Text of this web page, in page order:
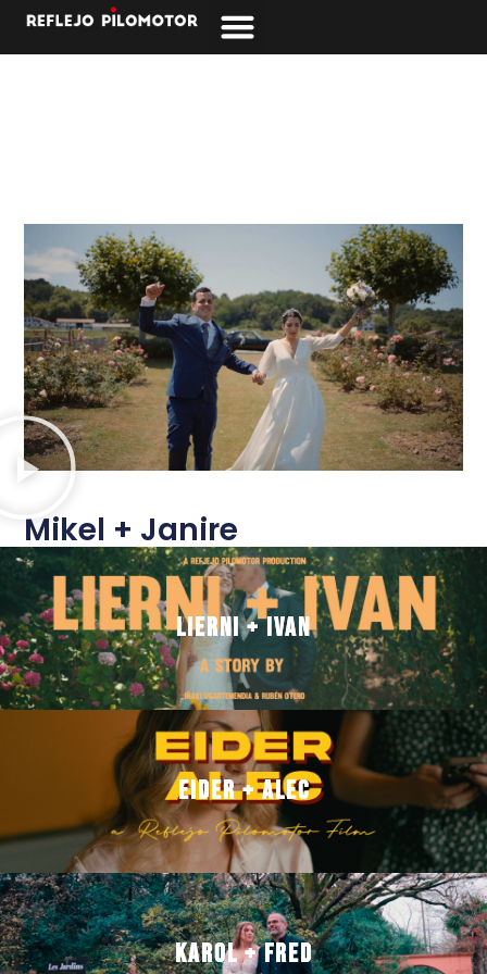
Mikel + Janire
Lierni + Ivan
Lierni + Ivan
Eider + Alec
Eider + Alec
Karol + Fred
Karol + Fred